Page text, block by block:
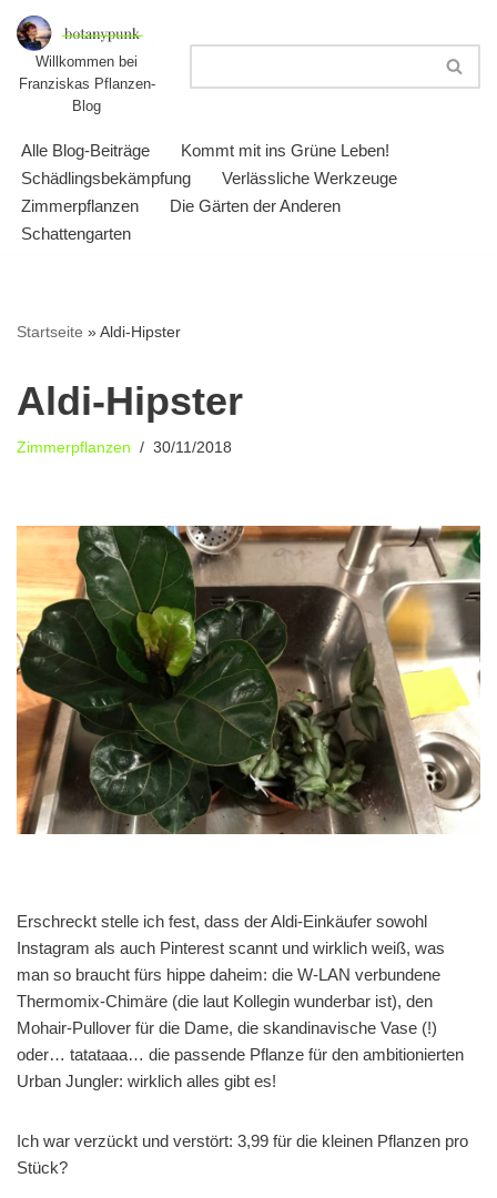
Zum
Inhalt
springen
Willkommen bei
Franziskas Pflanzen-
Blog
Alle Blog-Beiträge
Kommt mit ins Grüne Leben!
Schädlingsbekämpfung
Verlässliche Werkzeuge
Zimmerpflanzen
Die Gärten der Anderen
Schattengarten
Startseite »Aldi-Hipster
Aldi-Hipster
Zimmerpflanzen 30/11/2018
Erschreckt stelle ich fest, dass der Aldi-Einkäufer sowohl
Instagram als auch Pinterest scannt und wirklich weiß, was
man so braucht fürs hippe daheim: die W-LAN verbundene
Thermomix-Chimäre (die laut Kollegin wunderbar ist), den
Mohair-Pullover für die Dame, die skandinavische Vase (!)
oder… tatataaa… die passende Pflanze für den ambitionierten
Urban Jungler: wirklich alles gibt es!
Ich war verzückt und verstört: 3,99 für die kleinen Pflanzen pro
Stück?